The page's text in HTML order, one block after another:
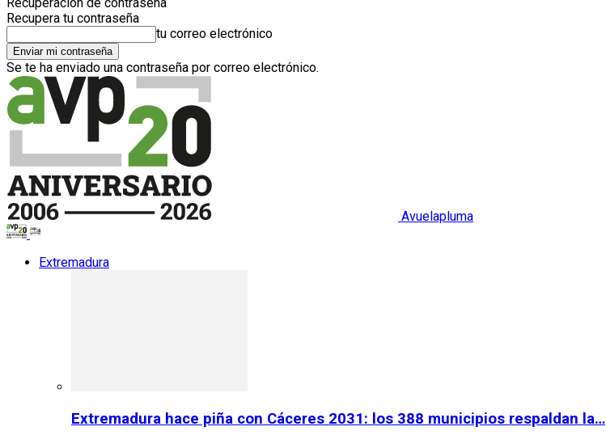
Recupera tu contraseña
tu correo electrónico
Se te ha enviado una contraseña por correo electrónico.
Avuelapluma
Extremadura
Extremadura hace piña con Cáceres 2031: los 388 municipios respaldan la…